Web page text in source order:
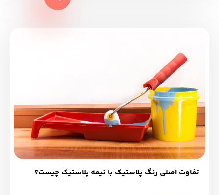
تفاوت اصلی رنگ پلاستیک با نیمه پلاستیک چیست؟